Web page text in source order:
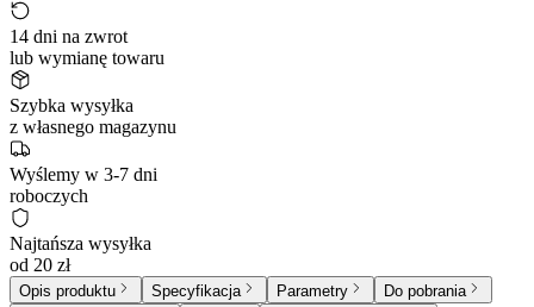
14 dni na zwrot
lub wymianę towaru
Szybka wysyłka
z własnego magazynu
Wyślemy w 3-7 dni
roboczych
Najtańsza wysyłka
od 20 zł
Opis produktu Specyfikacja Parametry
Do pobrania